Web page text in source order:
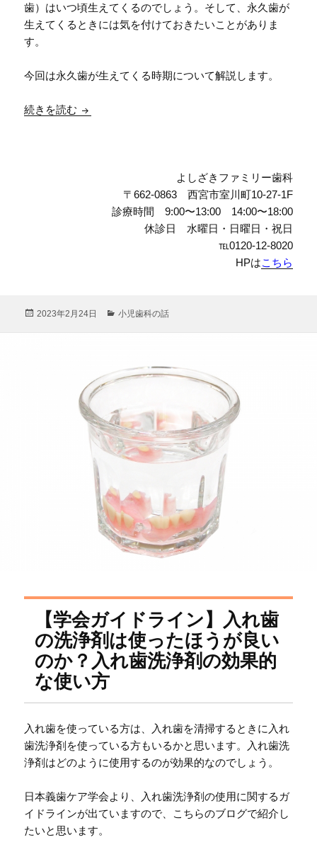
歯）はいつ頃生えてくるのでしょう。そして、永久歯が
生えてくるときには気を付けておきたいことがありま
す。
今回は永久歯が生えてくる時期について解説します。
続きを読む 【小児歯科】大人の歯が生えてくるのはいつ？
よしざきファミリー歯科
〒662-0863 西宮市室川町10-27-1F
診療時間 9:00〜13:00 14:00〜18:00
休診日 水曜日・日曜日・祝日
℡0120-12-8020
HPはこちら
投
2023年2月24日
カ
小児歯科の話
【学会ガイドライン】入れ歯
の洗浄剤は使ったほうが良い
のか？入れ歯洗浄剤の効果的
な使い方
入れ歯を使っている方は、入れ歯を清掃するときに入れ
歯洗浄剤を使っている方もいるかと思います。入れ歯洗
浄剤はどのように使用するのが効果的なのでしょう。
日本義歯ケア学会より、入れ歯洗浄剤の使用に関するガ
イドラインが出ていますので、こちらのブログで紹介し
たいと思います。